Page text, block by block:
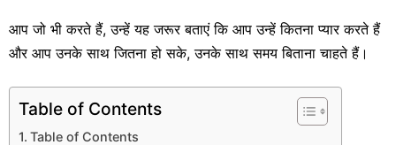
आप जो भी करते हैं, उन्हें यह जरूर बताएं कि आप उन्हें कितना प्यार करते हैं
और आप उनके साथ जितना हो सके, उनके साथ समय बिताना चाहते हैं।
Table of Contents
Table of Contents